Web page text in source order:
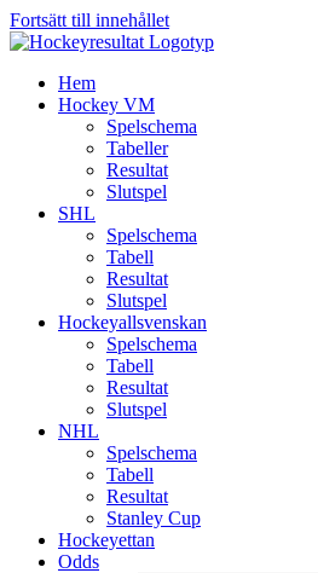
Fortsätt till innehållet
Hem
Hockey VM
Spelschema
Tabeller
Resultat
Slutspel
SHL
Spelschema
Tabell
Resultat
Slutspel
Hockeyallsvenskan
Spelschema
Tabell
Resultat
Slutspel
NHL
Spelschema
Tabell
Resultat
Stanley Cup
Hockeyettan
Odds